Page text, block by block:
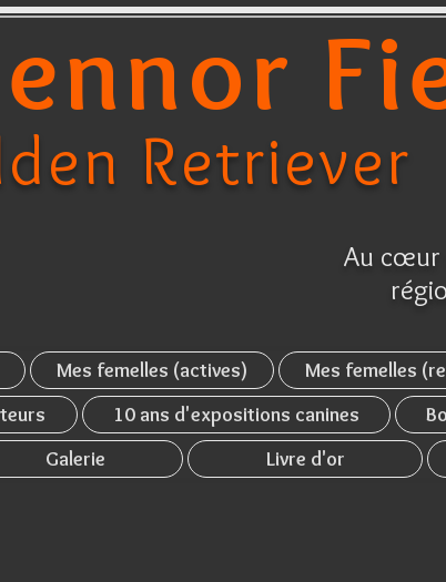
Retriever
Au cœur
Mes femelles (actives) Mes femelles
10 ans d'expositions canines
Galerie Livre d'or